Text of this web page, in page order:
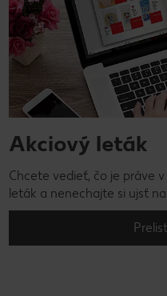
Akciový leták
Chcete vedieť, čo je práve
leták a nenechajte si ujsť